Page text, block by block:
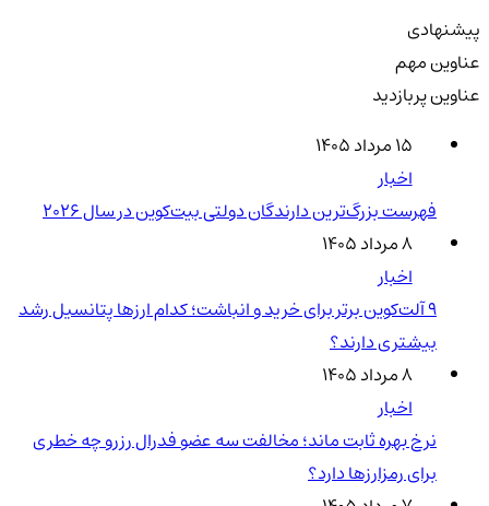
پیشنهادی
عناوین مهم
عناوین پربازدید
۱۵ مرداد ۱۴۰۵
اخبار
فهرست بزرگ‌ترین دارندگان دولتی بیت‌کوین در سال 2026
۸ مرداد ۱۴۰۵
اخبار
۹ آلت‌کوین برتر برای خرید و انباشت؛ کدام ارزها پتانسیل رشد
بیشتری دارند؟
۸ مرداد ۱۴۰۵
اخبار
نرخ بهره ثابت ماند؛ مخالفت سه عضو فدرال رزرو چه خطری
برای رمزارزها دارد؟